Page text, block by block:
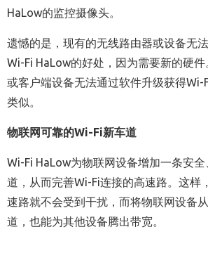
HaLow的监控摄像头。
遗憾的是，现有的无线路由器或设备无
Wi-Fi HaLow的好处，因为需要新的硬
或客户端设备无法通过软件升级获得Wi-
类似。
物联网可靠的Wi-Fi新车道
Wi-Fi HaLow为物联网设备增加一条安
道，从而完善Wi-Fi连接的高速路。这样
速路就不会受到干扰，而将物联网设备
道，也能为其他设备腾出带宽。